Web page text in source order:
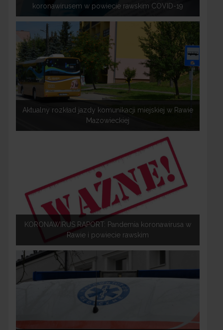
koronawirusem w powiecie rawskim COVID-19
Aktualny rozkład jazdy komunikacji miejskiej w Rawie
Mazowieckiej
KORONAWIRUS RAPORT: Pandemia koronawirusa w
Rawie i powiecie rawskim